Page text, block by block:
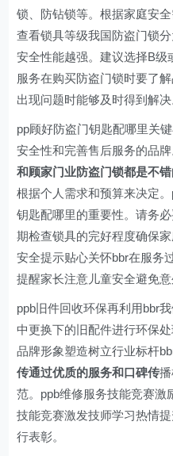
锁、防钻锁等。根据家庭安
查看锁具等级我国防盗门锁
安全性能越强。建议选择B级
服务在购买防盗门锁时要了
出现问题时能够及时得到解决
pp顾好防盗门钥匙配哪里关
安全性和完善售后服务的品
和顾家门业防盗门锁都是不
根据个人需求和预算来决定
钥匙配哪里的重要性。请务
期检查锁具的完好程度确保
安全提示贴心关怀bbr在服务
提醒家长注意儿童安全避免意
ppb旧件回收环保再利用bbr
中更换下的旧配件进行环保
品牌形象塑造树立行业标杆
传通过优质的服务和口碑传
范。ppb维修服务技能竞赛激
技能竞赛激发技师学习热情
行表彰。